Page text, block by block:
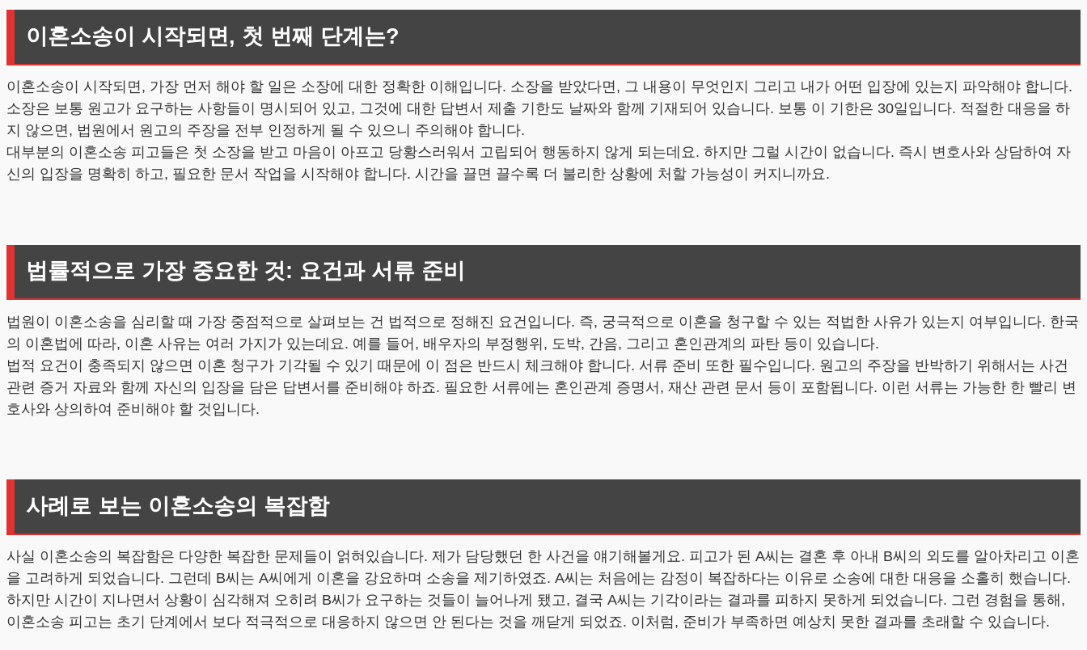
이혼소송이 시작되면, 첫 번째 단계는?
이혼소송이 시작되면, 가장 먼저 해야 할 일은 소장에 대한 정확한 이해입니다. 소장을 받았다면, 그 내용이 무엇인지 그리고 내가 어떤 입장에 있는지 파악해야 합니다.
소장은 보통 원고가 요구하는 사항들이 명시되어 있고, 그것에 대한 답변서 제출 기한도 날짜와 함께 기재되어 있습니다. 보통 이 기한은 30일입니다. 적절한 대응을 하
지 않으면, 법원에서 원고의 주장을 전부 인정하게 될 수 있으니 주의해야 합니다.
대부분의 이혼소송 피고들은 첫 소장을 받고 마음이 아프고 당황스러워서 고립되어 행동하지 않게 되는데요. 하지만 그럴 시간이 없습니다. 즉시 변호사와 상담하여 자
신의 입장을 명확히 하고, 필요한 문서 작업을 시작해야 합니다. 시간을 끌면 끌수록 더 불리한 상황에 처할 가능성이 커지니까요.
법률적으로 가장 중요한 것: 요건과 서류 준비
법원이 이혼소송을 심리할 때 가장 중점적으로 살펴보는 건 법적으로 정해진 요건입니다. 즉, 궁극적으로 이혼을 청구할 수 있는 적법한 사유가 있는지 여부입니다. 한국
의 이혼법에 따라, 이혼 사유는 여러 가지가 있는데요. 예를 들어, 배우자의 부정행위, 도박, 간음, 그리고 혼인관계의 파탄 등이 있습니다.
법적 요건이 충족되지 않으면 이혼 청구가 기각될 수 있기 때문에 이 점은 반드시 체크해야 합니다. 서류 준비 또한 필수입니다. 원고의 주장을 반박하기 위해서는 사건
관련 증거 자료와 함께 자신의 입장을 담은 답변서를 준비해야 하죠. 필요한 서류에는 혼인관계 증명서, 재산 관련 문서 등이 포함됩니다. 이런 서류는 가능한 한 빨리 변
호사와 상의하여 준비해야 할 것입니다.
사례로 보는 이혼소송의 복잡함
사실 이혼소송의 복잡함은 다양한 복잡한 문제들이 얽혀있습니다. 제가 담당했던 한 사건을 얘기해볼게요. 피고가 된 A씨는 결혼 후 아내 B씨의 외도를 알아차리고 이혼
을 고려하게 되었습니다. 그런데 B씨는 A씨에게 이혼을 강요하며 소송을 제기하였죠. A씨는 처음에는 감정이 복잡하다는 이유로 소송에 대한 대응을 소홀히 했습니다.
하지만 시간이 지나면서 상황이 심각해져 오히려 B씨가 요구하는 것들이 늘어나게 됐고, 결국 A씨는 기각이라는 결과를 피하지 못하게 되었습니다. 그런 경험을 통해,
이혼소송 피고는 초기 단계에서 보다 적극적으로 대응하지 않으면 안 된다는 것을 깨닫게 되었죠. 이처럼, 준비가 부족하면 예상치 못한 결과를 초래할 수 있습니다.